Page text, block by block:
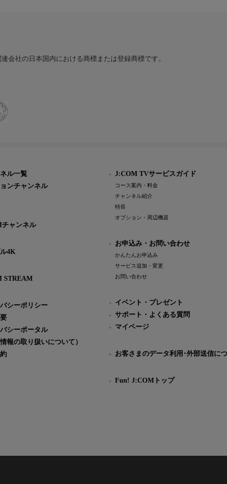
会社の日本国内における商標または登録商標です。
ル一覧
ンチャンネル
ャンネル
4K
STREAM
シーポリシー
シーポータル
情報の取り扱いについて）
J:COM TVサービスガイド
コース案内・料金
チャンネル紹介
特長
オプション・周辺機器
お申込み・お問い合わせ
かんたんお申込み
サービス追加・変更
お問い合わせ
イベント・プレゼント
サポート・よくある質問
マイページ
お客さまのデータ利用･外部送信に
Fun! J:COMトップ